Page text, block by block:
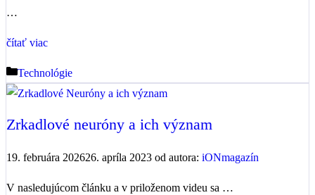
…
čítať viac
Kategórie
Technológie
Zrkadlové neuróny a ich význam
19. februára 202626. apríla 2023 od autora: iONmagazín
V nasledujúcom článku a v priloženom videu sa …